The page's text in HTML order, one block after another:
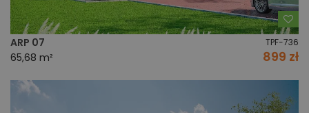
ARP 07 TPF-736
65,68 m² 899 zł